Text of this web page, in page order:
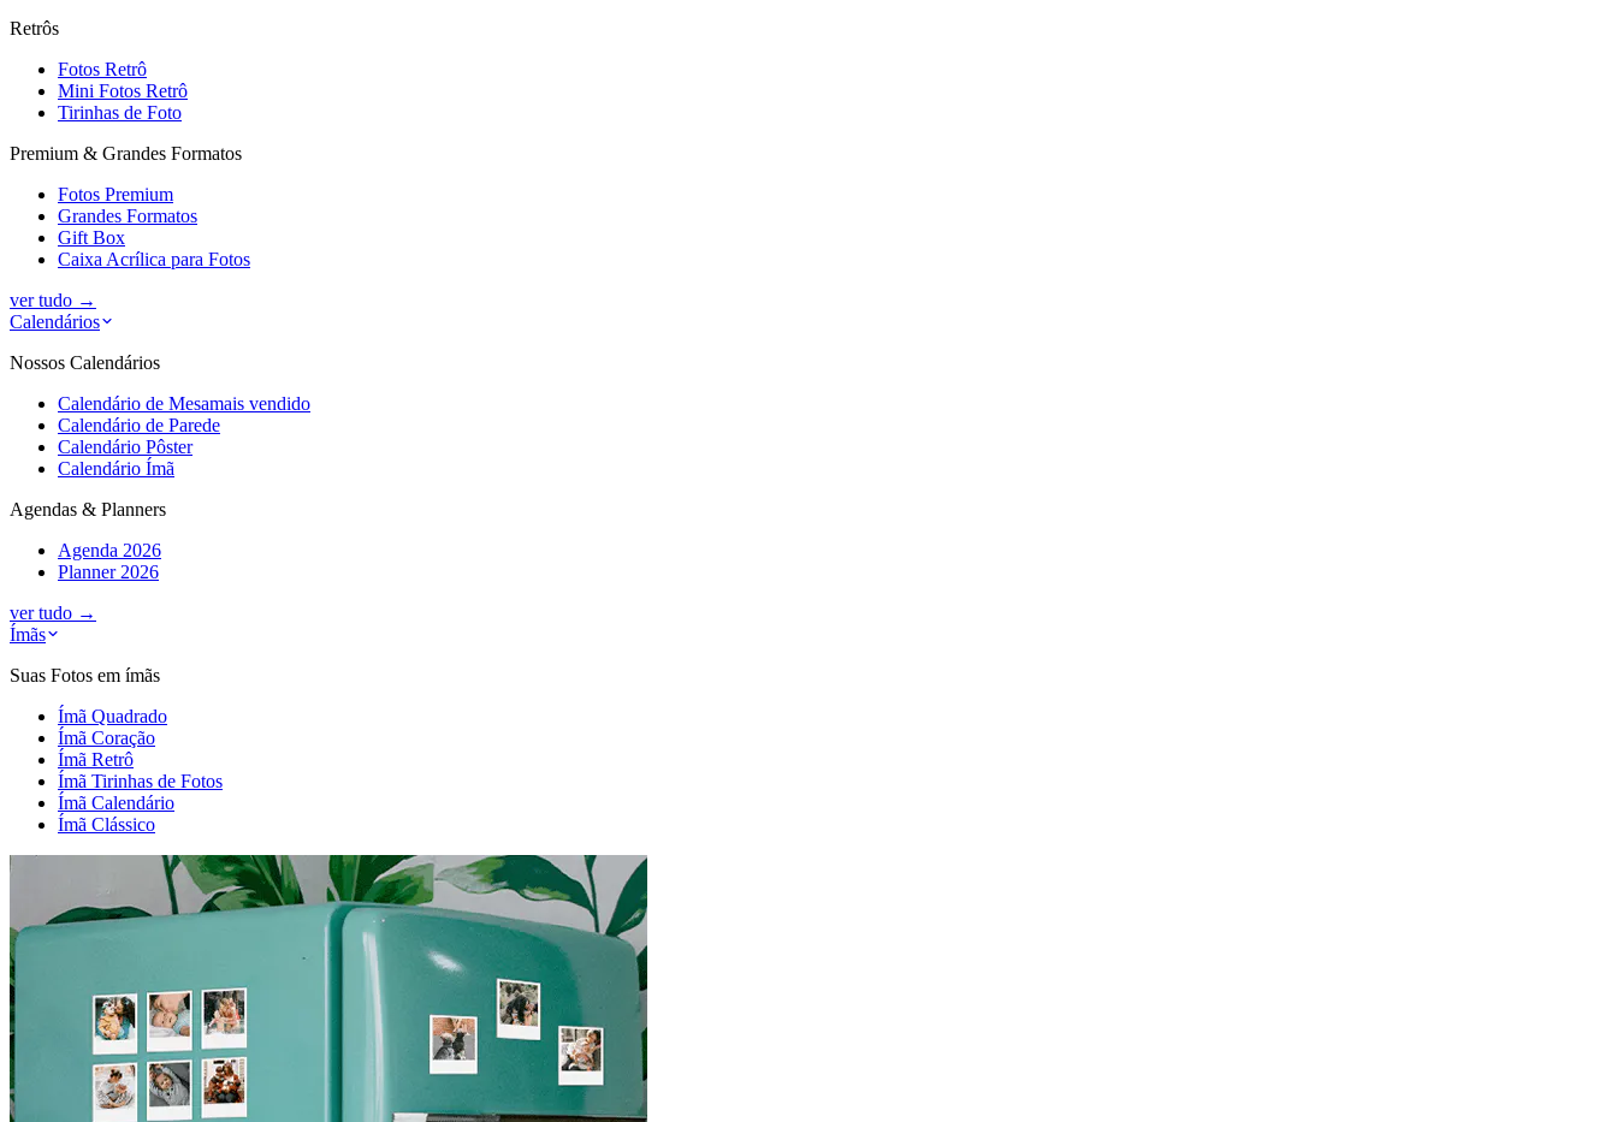
Retrôs
Fotos Retrô
Mini Fotos Retrô
Tirinhas de Foto
Premium & Grandes Formatos
Fotos Premium
Grandes Formatos
Gift Box
Caixa Acrílica para Fotos
ver tudo →
Calendários
Nossos Calendários
Calendário de Mesamais vendido
Calendário de Parede
Calendário Pôster
Calendário Ímã
Agendas & Planners
Agenda 2026
Planner 2026
ver tudo →
Ímãs
Suas Fotos em ímãs
Ímã Quadrado
Ímã Coração
Ímã Retrô
Ímã Tirinhas de Fotos
Ímã Calendário
Ímã Clássico